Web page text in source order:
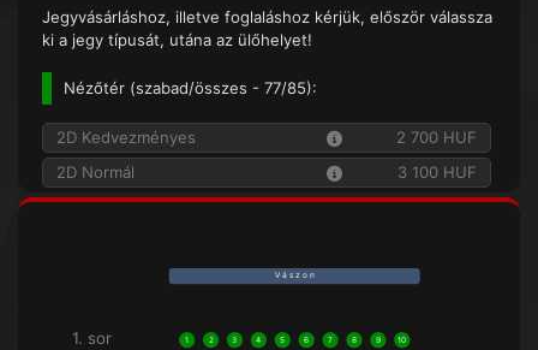
Jegyvásárláshoz, illetve foglaláshoz kérjük, először válassza
ki a jegy típusát, utána az ülőhelyet!
Nézőtér (szabad/összes - 77/85):
2D Kedvezményes
2 700 HUF
2D Normál
3 100 HUF
V á s z o n
1. sor 1 2 3 4 5 6 7 8 9 10